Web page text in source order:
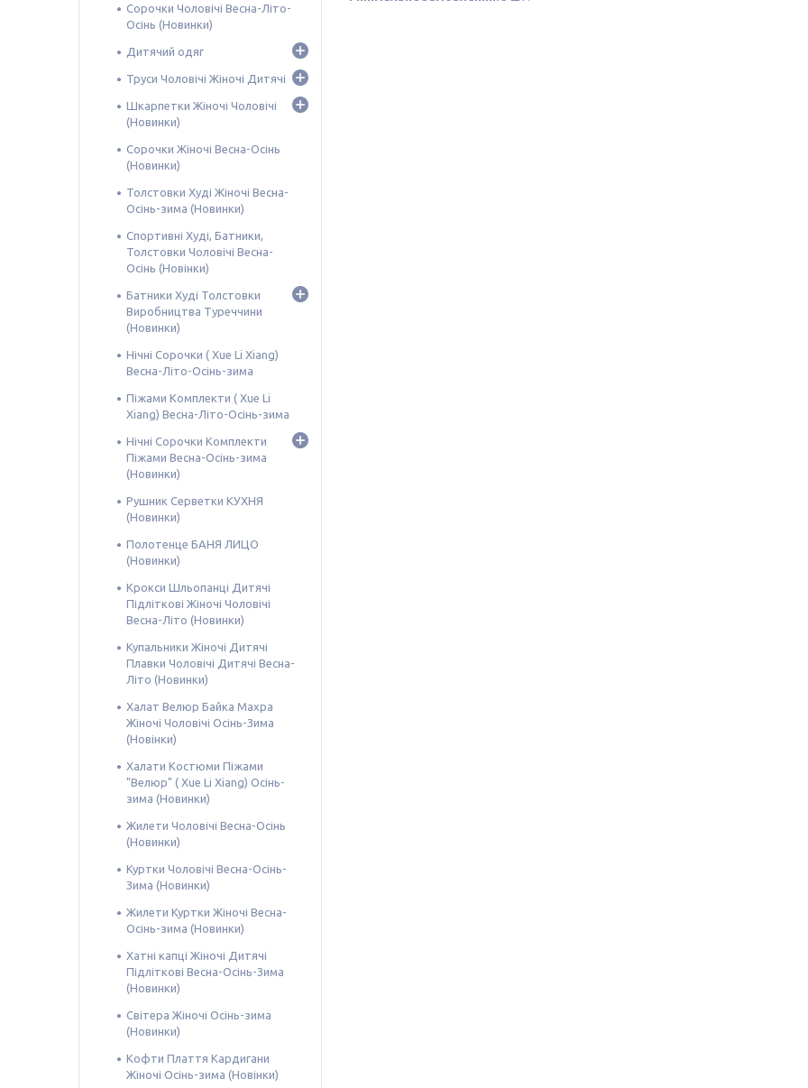
Сорочки Чоловічі Весна-Літо-
Осінь (Новинки)
Дитячий одяг
Труси Чоловічі Жіночі Дитячі
Шкарпетки Жіночі Чоловічі
(Новинки)
Сорочки Жіночі Весна-Осінь
(Новинки)
Толстовки Худі Жіночі Весна-
Осінь-зима (Новинки)
Спортивні Худі, Батники,
Толстовки Чоловічі Весна-
Осінь (Новінки)
Батники Худі Толстовки
Виробництва Туреччини
(Новинки)
Нічні Сорочки ( Xue Li Xiang)
Весна-Літо-Осінь-зима
Піжами Комплекти ( Xue Li
Xiang) Весна-Літо-Осінь-зима
Нічні Сорочки Комплекти
Піжами Весна-Осінь-зима
(Новинки)
Рушник Серветки КУХНЯ
(Новинки)
Полотенце БАНЯ ЛИЦО
(Новинки)
Крокси Шльопанці Дитячі
Підліткові Жіночі Чоловічі
Весна-Літо (Новинки)
Купальники Жіночі Дитячі
Плавки Чоловічі Дитячі Весна-
Літо (Новинки)
Халат Велюр Байка Махра
Жіночі Чоловічі Осінь-Зима
(Новінки)
Халати Костюми Піжами
"Велюр" ( Xue Li Xiang) Осінь-
зима (Новинки)
Жилети Чоловічі Весна-Осінь
(Новинки)
Куртки Чоловічі Весна-Осінь-
Зима (Новинки)
Жилети Куртки Жіночі Весна-
Осінь-зима (Новинки)
Хатні капці Жіночі Дитячі
Підліткові Весна-Осінь-Зима
(Новинки)
Світера Жіночі Осінь-зима
(Новинки)
Кофти Плаття Кардигани
Жіночі Осінь-зима (Новінки)